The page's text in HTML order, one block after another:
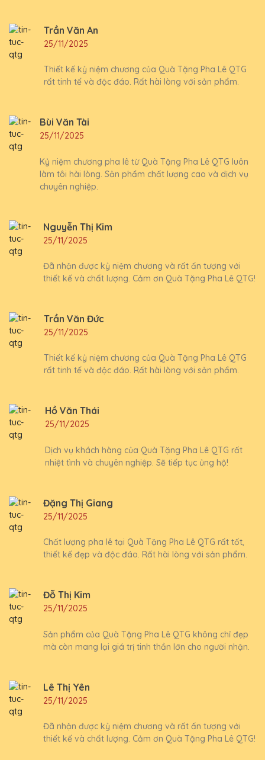
Trần Văn An
25/11/2025
Thiết kế kỷ niệm chương của Quà Tặng Pha Lê QTG
rất tinh tế và độc đáo. Rất hài lòng với sản phẩm.
Bùi Văn Tài
25/11/2025
Kỷ niệm chương pha lê từ Quà Tặng Pha Lê QTG luôn
làm tôi hài lòng. Sản phẩm chất lượng cao và dịch vụ
chuyên nghiệp.
Nguyễn Thị Kim
25/11/2025
Đã nhận được kỷ niệm chương và rất ấn tượng với
thiết kế và chất lượng. Cảm ơn Quà Tặng Pha Lê QTG!
Trần Văn Đức
25/11/2025
Thiết kế kỷ niệm chương của Quà Tặng Pha Lê QTG
rất tinh tế và độc đáo. Rất hài lòng với sản phẩm.
Hồ Văn Thái
25/11/2025
Dịch vụ khách hàng của Quà Tặng Pha Lê QTG rất
nhiệt tình và chuyên nghiệp. Sẽ tiếp tục ủng hộ!
Đặng Thị Giang
25/11/2025
Chất lượng pha lê tại Quà Tặng Pha Lê QTG rất tốt,
thiết kế đẹp và độc đáo. Rất hài lòng với sản phẩm.
Đỗ Thị Kim
25/11/2025
Sản phẩm của Quà Tặng Pha Lê QTG không chỉ đẹp
mà còn mang lại giá trị tinh thần lớn cho người nhận.
Lê Thị Yên
25/11/2025
Đã nhận được kỷ niệm chương và rất ấn tượng với
thiết kế và chất lượng. Cảm ơn Quà Tặng Pha Lê QTG!